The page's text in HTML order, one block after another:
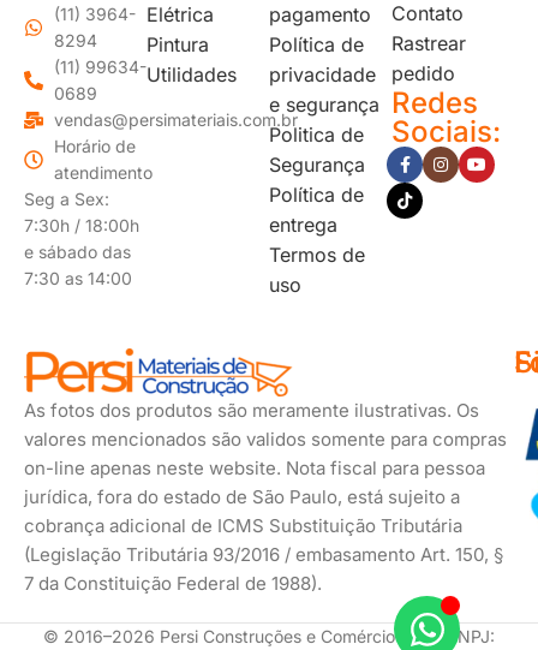
(11) 3964-
8294
(11) 99634-
0689
vendas@persimateriais.com.br
Horário de
atendimento
Seg a Sex:
7:30h / 18:00h
e sábado das
7:30 as 14:00
Elétrica
Pintura
Utilidades
pagamento
Política de
privacidade
e segurança
Politica de
Segurança
Política de
entrega
Termos de
uso
Contato
Rastrear
pedido
Redes
Sociais:
As fotos dos produtos são meramente ilustrativas. Os
valores mencionados são validos somente para compras
on-line apenas neste website. Nota fiscal para pessoa
jurídica, fora do estado de São Paulo, está sujeito a
cobrança adicional de ICMS Substituição Tributária
(Legislação Tributária 93/2016 / embasamento Art. 150, §
7 da Constituição Federal de 1988).
© 2016–2026 Persi Construções e Comércio Ltda. CNPJ: